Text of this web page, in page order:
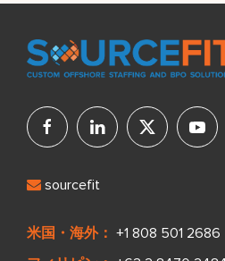
sourcefit
米国・海外： +1 808 501 2686